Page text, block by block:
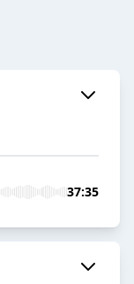
37:35